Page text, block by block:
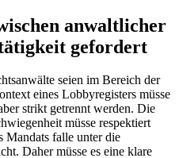
anwaltlicher
gefordert
seien im Bereich der
eines Lobbyregisters müsse
strikt getrennt werden. Die
müsse respektiert
Mandats falle unter die
Daher müsse es eine klare